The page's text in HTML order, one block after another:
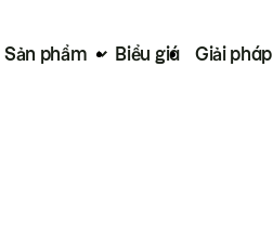
Sản phẩm Biểu giá Giải pháp